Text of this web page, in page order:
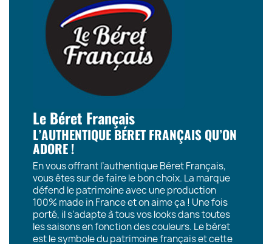
Le Béret Français
L’AUTHENTIQUE BÉRET FRANÇAIS QU’ON
ADORE !
En vous offrant l’authentique Béret Français,
vous êtes sur de faire le bon choix. La marque
défend le patrimoine avec une production
100% made in France et on aime ça ! Une fois
porté, il s’adapte à tous vos looks dans toutes
les saisons en fonction des couleurs. Le béret
est le symbole du patrimoine français et cette